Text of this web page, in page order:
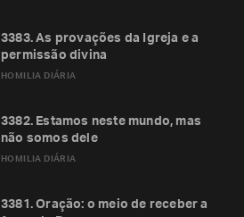
HOMILIA DIÁRIA
3383. As provações da Igreja e a
permissão divina
HOMILIA DIÁRIA
3382. Estamos neste mundo, mas
não somos dele
3381. Oração: o meio de receber a